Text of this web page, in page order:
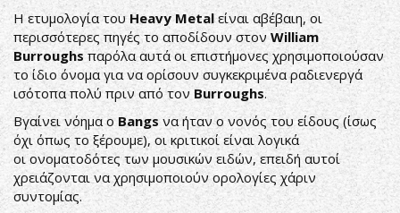
Η ετυμολογία τουHeavy Metalείναι αβέβαιη, οι
περισσότερες πηγές το αποδίδουν στονWilliam
Burroughsπαρόλα αυτά οι επιστήμονες χρησιμοποιούσαν
το ίδιο όνομα για να ορίσουν συγκεκριμένα ραδιενεργά
ισότοπα πολύ πριν από τονBurroughs.
Βγαίνει νόημα o Bangs να ήταν ο νονός του είδους (ίσως
όχι όπως το ξέρουμε), οι κριτικοί είναι λογικά
οι ονοματοδότες των μουσικών ειδών, επειδή αυτοί
χρειάζονται να χρησιμοποιούν ορολογίες χάριν
συντομίας.